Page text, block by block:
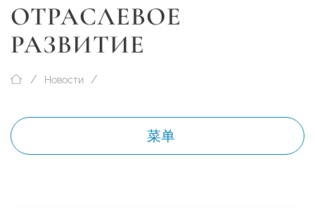
ОТРАСЛЕВОЕ
РАЗВИТИЕ
Новости
菜单